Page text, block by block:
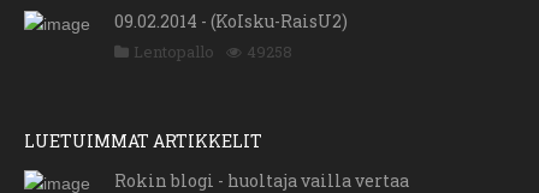
09.02.2014 - (KoIsku-RaisU2)
Lentopallo 49258
LUETUIMMAT ARTIKKELIT
Rokin blogi - huoltaja vailla vertaa